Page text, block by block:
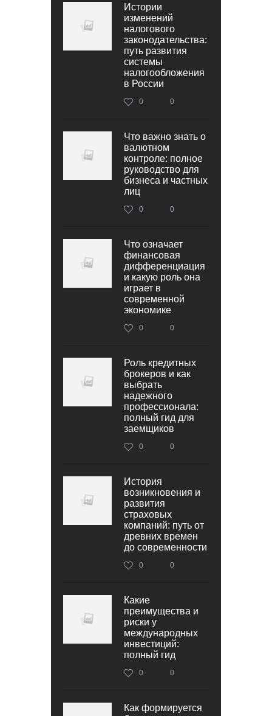
Истории
изменений
налогового
законодательства:
путь развития
системы
налогообложения
в России
0 0
Что важно знать о
валютном
контроле: полное
руководство для
бизнеса и частных
лиц
0 0
Что означает
финансовая
дифференциация
и какую роль она
играет в
современной
экономике
0 0
Роль кредитных
брокеров и как
выбрать
надежного
профессионала:
полный гид для
заемщиков
0 0
История
возникновения и
развития
страховых
компаний: путь от
древних времен
до современности
0 0
Какие
преимущества и
риски у
международных
инвестиций:
полный гид
0 0
Как формируется